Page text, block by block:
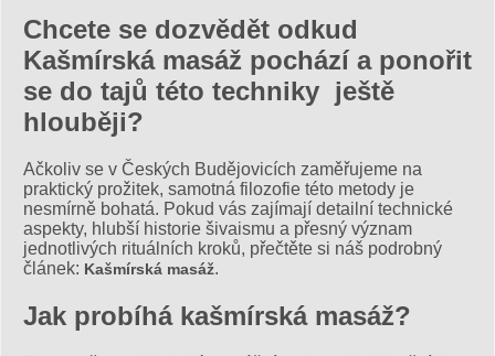
Chcete se dozvědět odkud
Kašmírská masáž pochází a ponořit
se do tajů této techniky ještě
hlouběji?
Ačkoliv se v Českých Budějovicích zaměřujeme na
praktický prožitek, samotná filozofie této metody je
nesmírně bohatá. Pokud vás zajímají detailní technické
aspekty, hlubší historie šivaismu a přesný význam
jednotlivých rituálních kroků, přečtěte si náš podrobný
článek: Kašmírská masáž.
Jak probíhá kašmírská masáž?